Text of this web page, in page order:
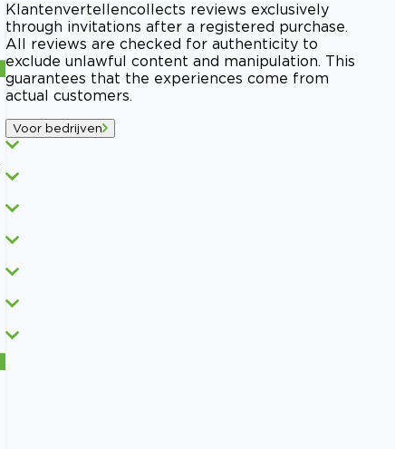
Klantenvertellencollects reviews exclusively
through invitations after a registered purchase.
All reviews are checked for authenticity to
exclude unlawful content and manipulation. This
guarantees that the experiences come from
actual customers.
Voor bedrijven